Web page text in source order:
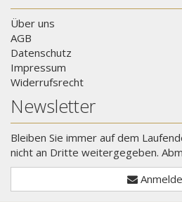
Über uns
AGB
Datenschutz
Impressum
Widerrufsrecht
Newsletter
Bleiben Sie immer auf dem
nicht an Dritte weitergegeben.